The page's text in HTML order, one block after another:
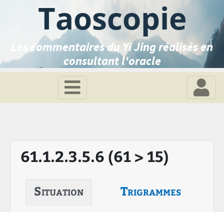
Taoscopie
Les commentaires du Yi Jing réalisés en
consultant l'oracle
61.1.2.3.5.6 (61 > 15)
Situation Trigrammes